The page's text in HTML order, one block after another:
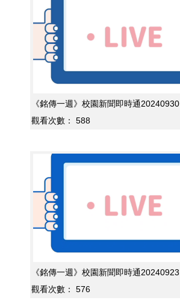
《銘傳一週》校園新聞即時通20240930
觀看次數：
588
《銘傳一週》校園新聞即時通20240923
觀看次數：
576